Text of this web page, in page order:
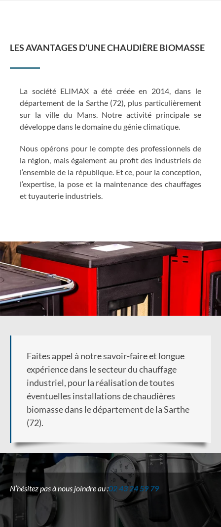
LES AVANTAGES D’UNE CHAUDIÈRE BIOMASSE
La société ELIMAX a été créée en 2014, dans le
département de la Sarthe (72), plus particulièrement
sur la ville du Mans. Notre activité principale se
développe dans le domaine du génie climatique.
Nous opérons pour le compte des professionnels de
la région, mais également au profit des industriels de
l’ensemble de la république. Et ce, pour la conception,
l’expertise, la pose et la maintenance des chauffages
et tuyauterie industriels.
Faites appel à notre savoir-faire et longue
expérience dans le secteur du chauffage
industriel, pour la réalisation de toutes
éventuelles installations de chaudières
biomasse dans le département de la Sarthe
(72).
N’hésitez pas à nous joindre au :02 43 24 59 79